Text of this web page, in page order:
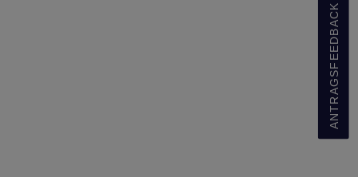
ANTRAGSFEEDBACK